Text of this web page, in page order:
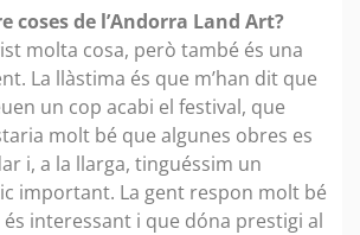
coses de l’Andorra Land Art?
molta cosa, però també és una
La llàstima és que m’han dit que
un cop acabi el festival, que
molt bé que algunes obres es
i, a la llarga, tinguéssim un
important. La gent respon molt bé
interessant i que dóna prestigi al